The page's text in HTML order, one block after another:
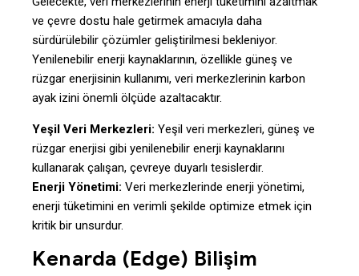
ve çevre dostu hale getirmek amacıyla daha
sürdürülebilir çözümler geliştirilmesi bekleniyor.
Yenilenebilir enerji kaynaklarının, özellikle güneş ve
rüzgar enerjisinin kullanımı, veri merkezlerinin karbon
ayak izini önemli ölçüde azaltacaktır.
Yeşil Veri Merkezleri: Yeşil veri merkezleri, güneş ve
rüzgar enerjisi gibi yenilenebilir enerji kaynaklarını
kullanarak çalışan, çevreye duyarlı tesislerdir.
Enerji Yönetimi: Veri merkezlerinde enerji yönetimi,
enerji tüketimini en verimli şekilde optimize etmek için
kritik bir unsurdur.
Kenarda (Edge) Bilişim